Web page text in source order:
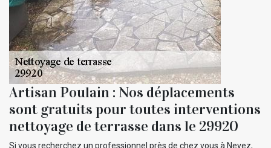
Artisan Poulain : Nos déplacements
sont gratuits pour toutes interventions
nettoyage de terrasse dans le 29920
Si vous recherchez un professionnel près de chez vous à Nevez,